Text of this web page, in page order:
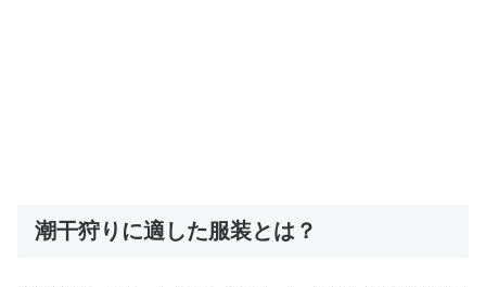
潮干狩りに適した服装とは？